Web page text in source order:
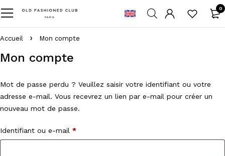
0
Accueil Mon compte
Mon compte
Mot de passe perdu ? Veuillez saisir votre identifiant ou votre
adresse e-mail. Vous recevrez un lien par e-mail pour créer un
nouveau mot de passe.
Identifiant ou e-mail *